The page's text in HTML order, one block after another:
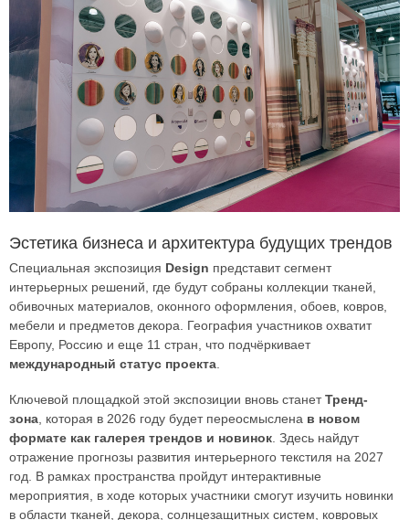
Эстетика бизнеса и архитектура будущих трендов
Специальная экспозиция Design представит сегмент
интерьерных решений, где будут собраны коллекции тканей,
обивочных материалов, оконного оформления, обоев, ковров,
мебели и предметов декора. География участников охватит
Европу, Россию и еще 11 стран, что подчёркивает
международный статус проекта
Ключевой площадкой этой экспозиции вновь станетТренд-
зона , которая в 2026 году будет переосмыслена в новом
формате как галерея трендов и новинок . Здесь найдут
отражение прогнозы развития интерьерного текстиля на 2027
год. В рамках пространства пройдут интерактивные
мероприятия, в ходе которых участники смогут изучить новинки
в области тканей, декора, солнцезащитных систем, ковровых